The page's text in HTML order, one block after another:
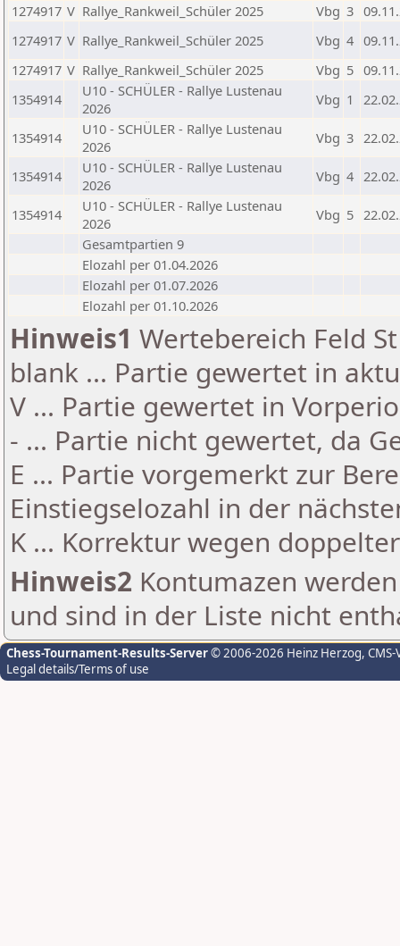
1274917 V Rallye_Rankweil_Schüler 2025 Vbg 3
1274917 V Rallye_Rankweil_Schüler 2025 Vbg 4
1274917 V Rallye_Rankweil_Schüler 2025 Vbg 5
1354914
U10 - SCHÜLER - Rallye Lustenau
2026
Vbg 1
1354914
U10 - SCHÜLER - Rallye Lustenau
2026
Vbg 3
1354914
U10 - SCHÜLER - Rallye Lustenau
2026
Vbg 4
1354914
U10 - SCHÜLER - Rallye Lustenau
2026
Vbg 5
Gesamtpartien 9
Elozahl per 01.04.2026
Elozahl per 01.07.2026
Elozahl per 01.10.2026
Hinweis1 Wertebereich Feld
blank ... Partie gewertet in
V ... Partie gewertet in
- ... Partie nicht gewertet, da
E ... Partie vorgemerkt zur
Einstiegselozahl in der
K ... Korrektur wegen
Hinweis2 Kontumazen
und sind in der Liste nicht
Chess-Tournament-Results-Server© 2006-2026 Heinz Herzog,
Legal details/Terms of use